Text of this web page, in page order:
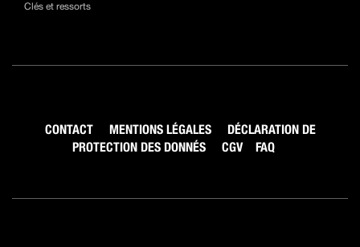
Clés et ressorts
CONTACT MENTIONS LÉGALES
DÉCLARATION DE
PROTECTION DES DONNÉS
CGV FAQ